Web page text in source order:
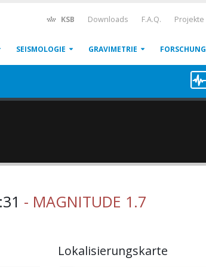
KSB Downloads F.A.Q. Projekte
SEISMOLOGIE GRAVIMETRIE FORSCHUNG
- MAGNITUDE 1.7
Lokalisierungskarte